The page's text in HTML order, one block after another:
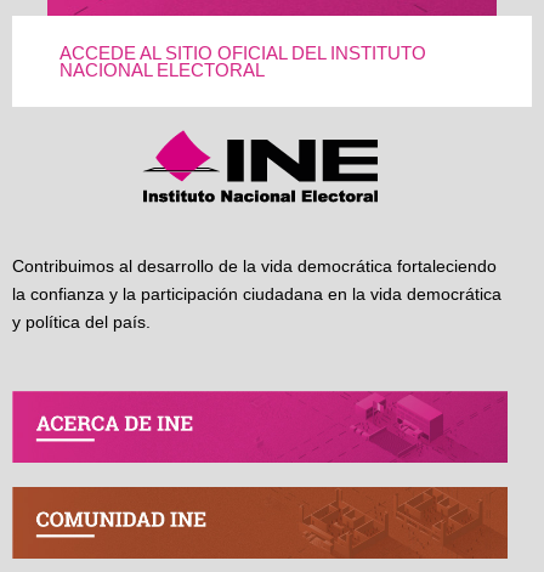
ACCEDE AL SITIO OFICIAL DEL INSTITUTO
NACIONAL ELECTORAL
Contribuimos al desarrollo de la vida democrática fortaleciendo
la confianza y la participación ciudadana en la vida democrática
y política del país.